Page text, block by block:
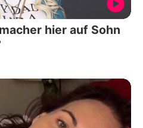
hier auf Sohn